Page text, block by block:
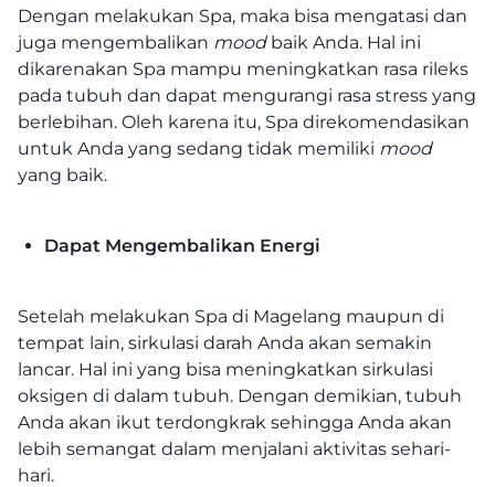
Dengan melakukan Spa, maka bisa mengatasi dan
juga mengembalikan moodbaik Anda. Hal ini
dikarenakan Spa mampu meningkatkan rasa rileks
pada tubuh dan dapat mengurangi rasa stress yang
berlebihan. Oleh karena itu, Spa direkomendasikan
untuk Anda yang sedang tidak memiliki mood
yang baik.
Dapat Mengembalikan Energi
Setelah melakukan Spa di Magelang maupun di
tempat lain, sirkulasi darah Anda akan semakin
lancar. Hal ini yang bisa meningkatkan sirkulasi
oksigen di dalam tubuh. Dengan demikian, tubuh
Anda akan ikut terdongkrak sehingga Anda akan
lebih semangat dalam menjalani aktivitas sehari-
hari.